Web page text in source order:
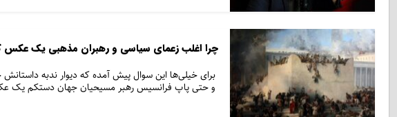
چرا اغلب زعمای سیاسی و رهبران مذهبی یک عکس
برای خیلی‌ها این سوال پیش آمده که دیوار ندبه
و حتی پاپ فرانسیس رهبر مسیحیان جهان دستکم یک عکس